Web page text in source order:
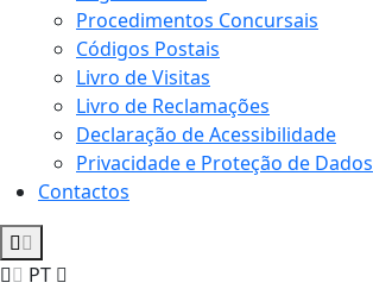
Procedimentos Concursais
Códigos Postais
Livro de Visitas
Livro de Reclamações
Declaração de Acessibilidade
Privacidade e Proteção de Dados
Contactos
PT